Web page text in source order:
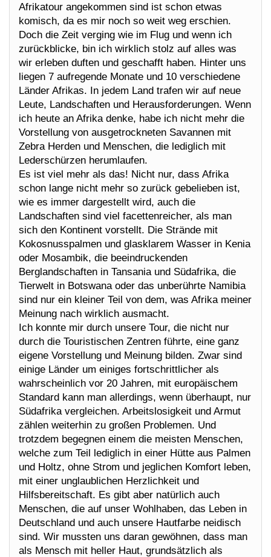
Afrikatour angekommen sind ist schon etwas
komisch, da es mir noch so weit weg erschien.
Doch die Zeit verging wie im Flug und wenn ich
zurückblicke, bin ich wirklich stolz auf alles was
wir erleben duften und geschafft haben. Hinter uns
liegen 7 aufregende Monate und 10 verschiedene
Länder Afrikas. In jedem Land trafen wir auf neue
Leute, Landschaften und Herausforderungen. Wenn
ich heute an Afrika denke, habe ich nicht mehr die
Vorstellung von ausgetrockneten Savannen mit
Zebra Herden und Menschen, die lediglich mit
Lederschürzen herumlaufen.
Es ist viel mehr als das! Nicht nur, dass Afrika
schon lange nicht mehr so zurück gebelieben ist,
wie es immer dargestellt wird, auch die
Landschaften sind viel facettenreicher, als man
sich den Kontinent vorstellt. Die Strände mit
Kokosnusspalmen und glasklarem Wasser in Kenia
oder Mosambik, die beeindruckenden
Berglandschaften in Tansania und Südafrika, die
Tierwelt in Botswana oder das unberührte Namibia
sind nur ein kleiner Teil von dem, was Afrika meiner
Meinung nach wirklich ausmacht.
Ich konnte mir durch unsere Tour, die nicht nur
durch die Touristischen Zentren führte, eine ganz
eigene Vorstellung und Meinung bilden. Zwar sind
einige Länder um einiges fortschrittlicher als
wahrscheinlich vor 20 Jahren, mit europäischem
Standard kann man allerdings, wenn überhaupt, nur
Südafrika vergleichen. Arbeitslosigkeit und Armut
zählen weiterhin zu großen Problemen. Und
trotzdem begegnen einem die meisten Menschen,
welche zum Teil lediglich in einer Hütte aus Palmen
und Holtz, ohne Strom und jeglichen Komfort leben,
mit einer unglaublichen Herzlichkeit und
Hilfsbereitschaft. Es gibt aber natürlich auch
Menschen, die auf unser Wohlhaben, das Leben in
Deutschland und auch unsere Hautfarbe neidisch
sind. Wir mussten uns daran gewöhnen, dass man
als Mensch mit heller Haut, grundsätzlich als